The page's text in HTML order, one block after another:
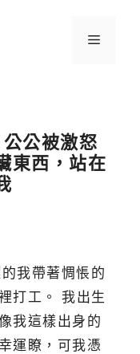
選
公被激怒
東西，站在
我帶著惆悵的
打工。 我出生
我這樣出身的
運瞭，可我憑